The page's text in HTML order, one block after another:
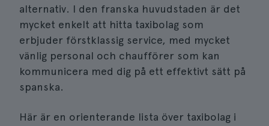
alternativ. I den franska huvudstaden är det
mycket enkelt att hitta taxibolag som
erbjuder förstklassig service, med mycket
vänlig personal och chaufförer som kan
kommunicera med dig på ett effektivt sätt på
spanska.
Här är en orienterande lista över taxibolag i